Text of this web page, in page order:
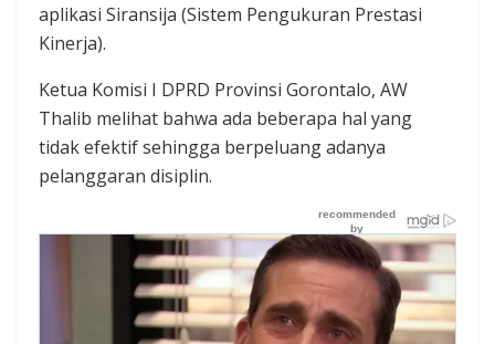
aplikasi Siransija (Sistem Pengukuran Prestasi
Kinerja).
Ketua Komisi I DPRD Provinsi Gorontalo, AW
Thalib melihat bahwa ada beberapa hal yang
tidak efektif sehingga berpeluang adanya
pelanggaran disiplin.